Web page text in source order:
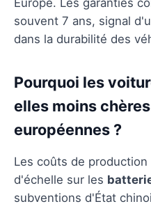
souvent 7 ans, signal
dans la durabilité des
Pourquoi les
elles moins
européennes ?
Les coûts de
d'échelle sur les
subventions d'État